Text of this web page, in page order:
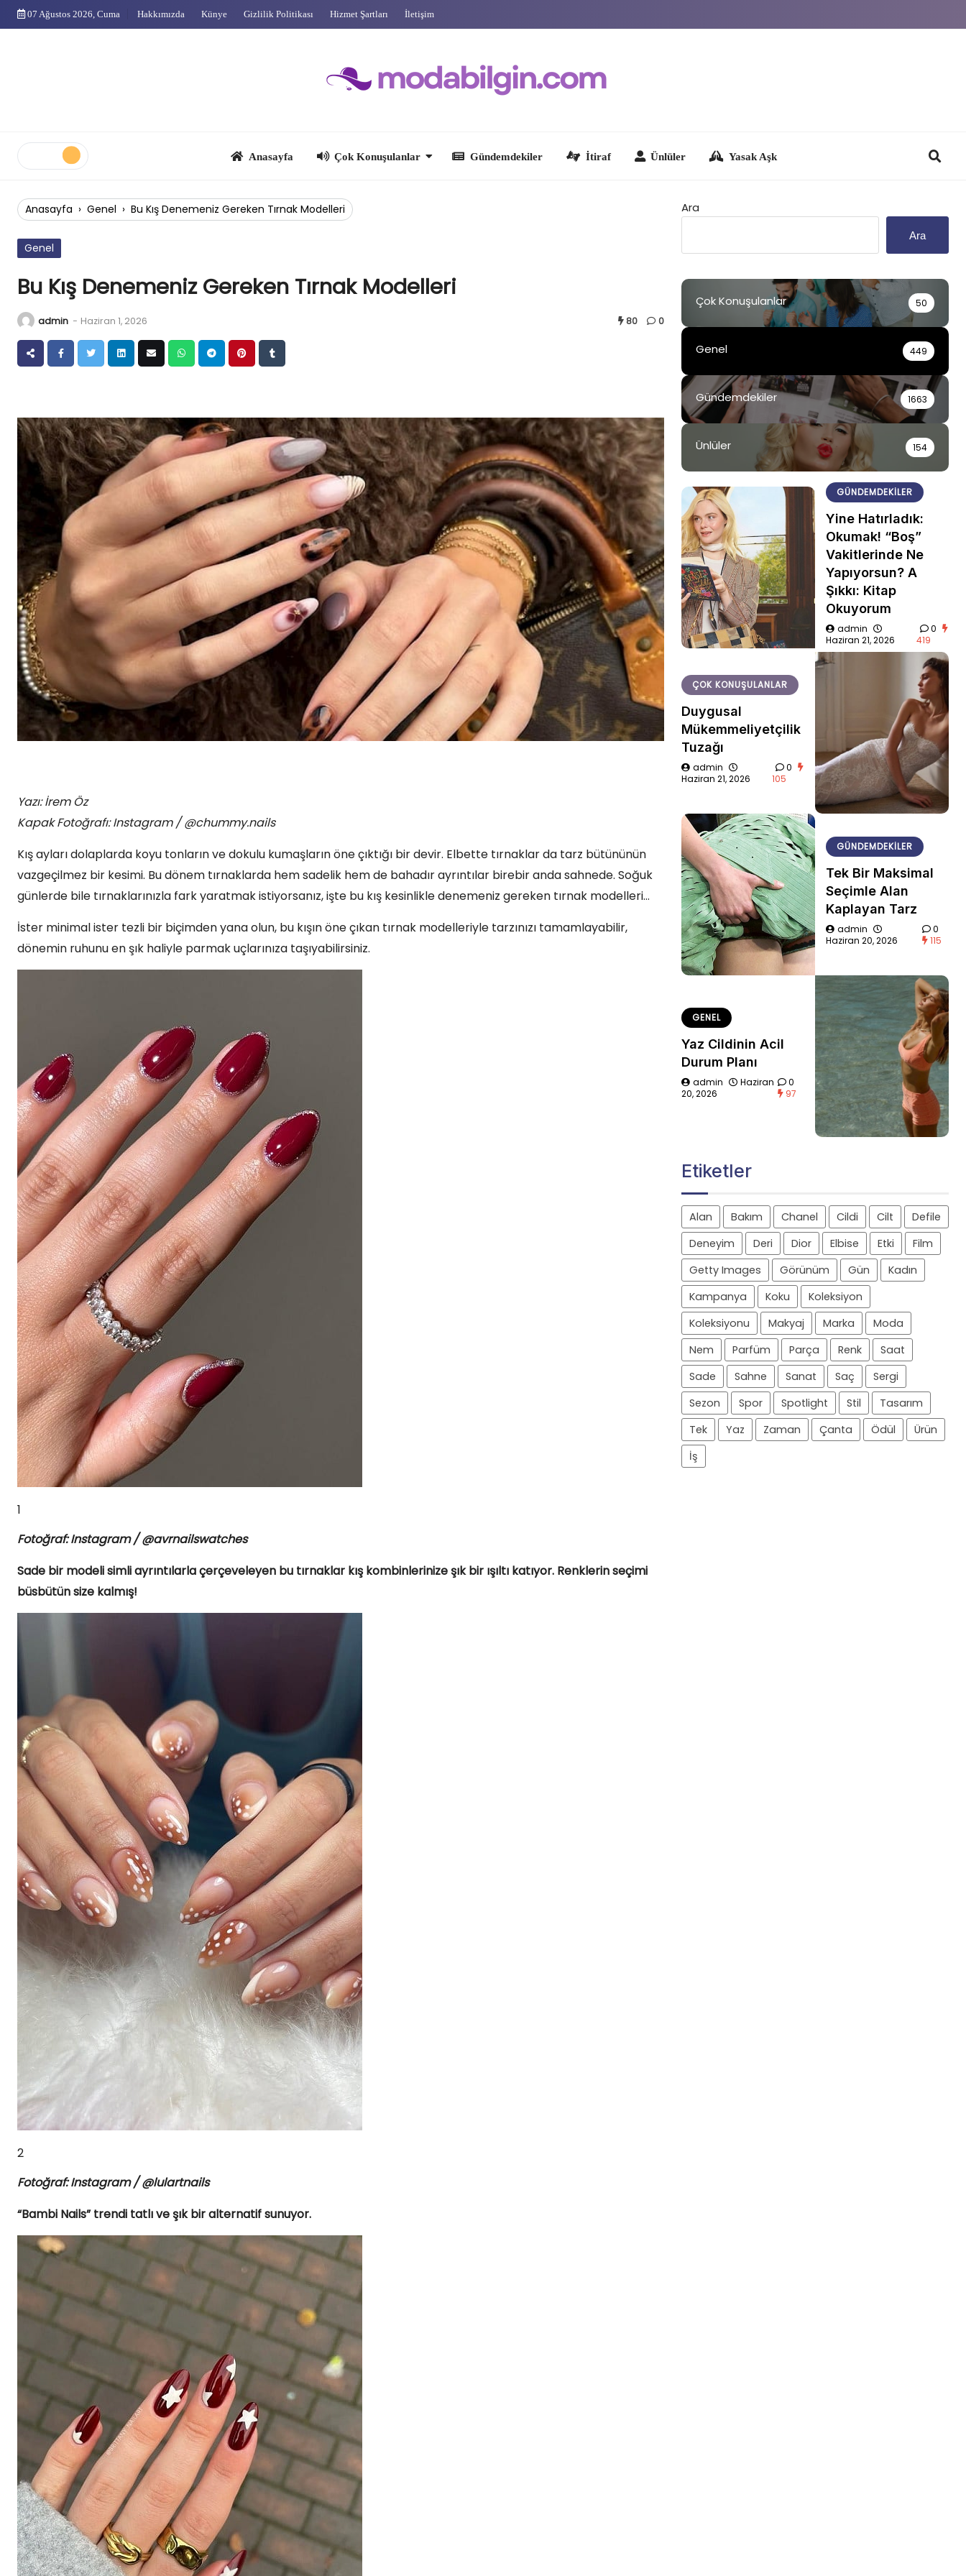
Skip
07 Ağustos 2026, Cuma Hakkımızda Künye Gizlilik Politikası Hizmet Şartları İletişim
Anasayfa › Genel › Bu Kış Denemeniz Gereken Tırnak Modelleri
Genel
Bu Kış Denemeniz Gereken Tırnak Modelleri
admin - Haziran 1, 2026 80 0
Yazı: İrem Öz
Kapak Fotoğrafı: Instagram / @chummy.nails
Kış ayları dolaplarda koyu tonların ve dokulu kumaşların öne çıktığı bir devir. Elbette tırnaklar da tarz bütününün
vazgeçilmez bir kesimi. Bu dönem tırnaklarda hem sadelik hem de bahadır ayrıntılar birebir anda sahnede. Soğuk
günlerde bile tırnaklarınızla fark yaratmak istiyorsanız, işte bu kış kesinlikle denemeniz gereken tırnak modelleri…
İster minimal ister tezli bir biçimden yana olun, bu kışın öne çıkan tırnak modelleriyle tarzınızı tamamlayabilir,
dönemin ruhunu en şık haliyle parmak uçlarınıza taşıyabilirsiniz.
1
Fotoğraf: Instagram / @avrnailswatches
Sade bir modeli simli ayrıntılarla çerçeveleyen bu tırnaklar kış kombinlerinize şık bir ışıltı katıyor. Renklerin seçimi
büsbütün size kalmış!
2
Fotoğraf: Instagram / @lulartnails
“Bambi Nails” trendi tatlı ve şık bir alternatif sunuyor.
Ara
Ara
Çok Konuşulanlar 50
Genel 449
Gündemdekiler 1663
Ünlüler 154
GÜNDEMDEKILER
Yine Hatırladık:
Okumak! “Boş”
Vakitlerinde Ne
Yapıyorsun? A
Şıkkı: Kitap
Okuyorum
admin
Haziran 21, 2026
0
419
ÇOK KONUŞULANLAR
Duygusal
Mükemmeliyetçilik
Tuzağı
admin
Haziran 21, 2026
0
105
GÜNDEMDEKILER
Tek Bir Maksimal
Seçimle Alan
Kaplayan Tarz
admin
Haziran 20, 2026
0
115
GENEL
Yaz Cildinin Acil
Durum Planı
admin
Haziran
20, 2026
0
97
Etiketler
Alan Bakım Chanel Cildi Cilt
Defile
Deneyim
Deri Dior Elbise Etki
Film
Getty Images
Görünüm Gün
Kadın
Kampanya
Koku
Koleksiyon
Koleksiyonu
Makyaj Marka
Moda
Nem
Parfüm Parça Renk
Saat
Sade
Sahne Sanat Saç
Sergi
Sezon
Spor Spotlight Stil
Tasarım
Tek
Yaz Zaman Çanta Ödül
Ürün
İş